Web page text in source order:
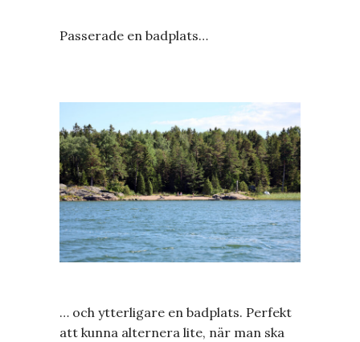
Passerade en badplats…
… och ytterligare en badplats. Perfekt
att kunna alternera lite, när man ska